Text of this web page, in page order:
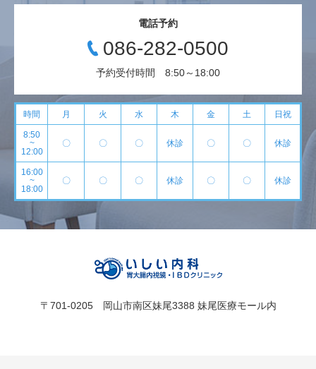
電話予約
086-282-0500
予約受付時間 8:50～18:00
時間 月 火 水 木 金 土 日祝
8:50
~
12:00
〇 〇 〇 休診 〇 〇 休診
16:00
~
18:00
〇 〇 〇 休診 〇 〇 休診
〒701-0205 岡山市南区妹尾3388 妹尾医療モール内